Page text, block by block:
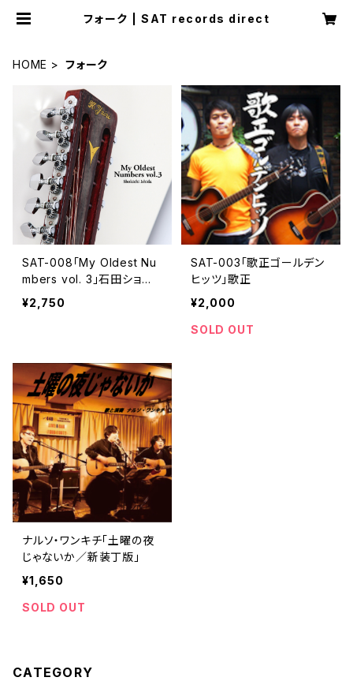
フォーク | SAT records direct
HOME フォーク
SAT-008「My Oldest Nu
mbers vol. 3」石田ショー
キチ
¥2,750
SAT-003「歌正ゴールデン
ヒッツ」歌正
¥2,000
SOLD OUT
ナルソ・ワンキチ「土曜の夜
じゃないか／新装丁版」
¥1,650
SOLD OUT
CATEGORY